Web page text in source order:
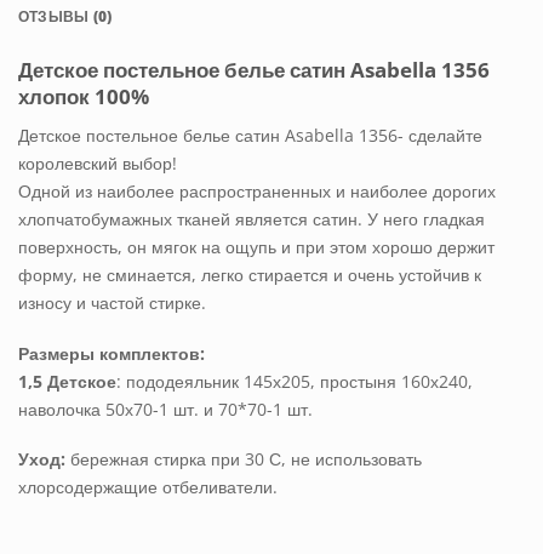
ОТЗЫВЫ (0)
Детское постельное белье сатин Asabella 1356
хлопок 100%
Детское постельное белье сатин Asabella 1356- сделайте
королевский выбор!
Одной из наиболее распространенных и наиболее дорогих
хлопчатобумажных тканей является сатин. У него гладкая
поверхность, он мягок на ощупь и при этом хорошо держит
форму, не сминается, легко стирается и очень устойчив к
износу и частой стирке.
Размеры комплектов:
1,5 Детское: пододеяльник 145х205, простыня 160х240,
наволочка 50х70-1 шт. и 70*70-1 шт.
Уход: бережная стирка при 30 С, не использовать
хлорсодержащие отбеливатели.